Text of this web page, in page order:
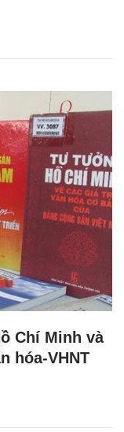
Chí Minh và
hóa-VHNT